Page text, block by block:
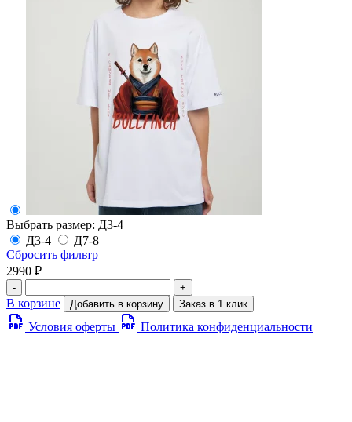
Выбрать размер: Д3-4
Д3-4
Д7-8
Сбросить фильтр
2990 ₽
- +
В корзине Добавить в корзину Заказ в 1 клик
Условия оферты Политика конфиденциальности